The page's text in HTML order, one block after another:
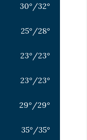
30° /32°
25° /28°
23° /23°
23° /23°
29° /29°
35° /35°